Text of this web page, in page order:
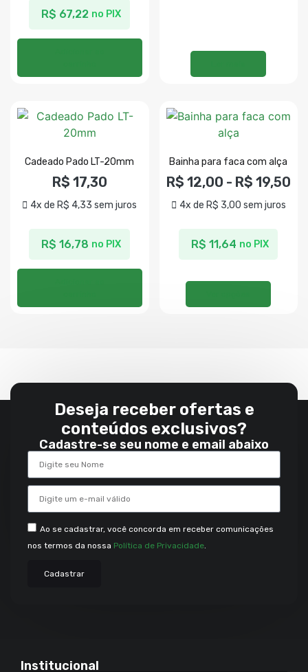
R$ 67,22 no PIX
Cadeado Pado LT-20mm
R$ 17,30
4x de R$ 4,33 sem juros
R$ 16,78 no PIX
Bainha para faca com alça
R$ 12,00 - R$ 19,50
4x de R$ 3,00 sem juros
R$ 11,64 no PIX
Deseja receber ofertas e
conteúdos exclusivos?
Cadastre-se seu nome e email abaixo
Ao se cadastrar, você concorda em receber comunicações
nos termos da nossa Política de Privacidade
Cadastrar
Institucional